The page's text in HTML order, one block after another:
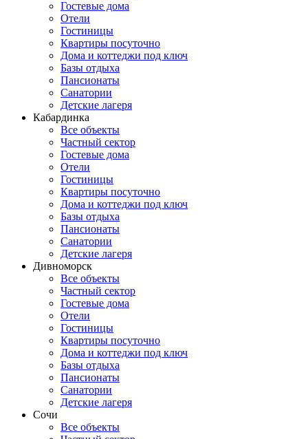
Гостевые дома
Отели
Гостиницы
Квартиры посуточно
Дома и коттеджи под ключ
Базы отдыха
Пансионаты
Санатории
Детские лагеря
Кабардинка
Все объекты
Частный сектор
Гостевые дома
Отели
Гостиницы
Квартиры посуточно
Дома и коттеджи под ключ
Базы отдыха
Пансионаты
Санатории
Детские лагеря
Дивноморск
Все объекты
Частный сектор
Гостевые дома
Отели
Гостиницы
Квартиры посуточно
Дома и коттеджи под ключ
Базы отдыха
Пансионаты
Санатории
Детские лагеря
Сочи
Все объекты